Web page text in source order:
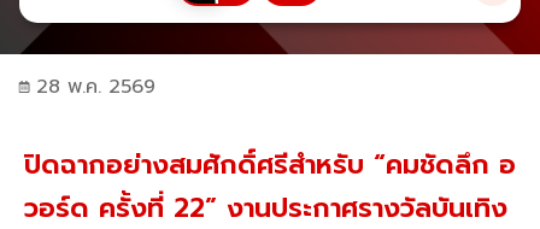
28 พ.ค. 2569
ปิดฉากอย่างสมศักดิ์ศรีสำหรับ “คมชัดลึก อ
วอร์ด ครั้งที่ 22” งานประกาศรางวัลบันเทิง